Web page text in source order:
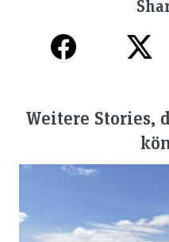
Weitere Stories,